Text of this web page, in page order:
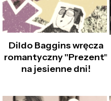
Dildo Baggins wręcza
romantyczny "Prezent"
na jesienne dni!